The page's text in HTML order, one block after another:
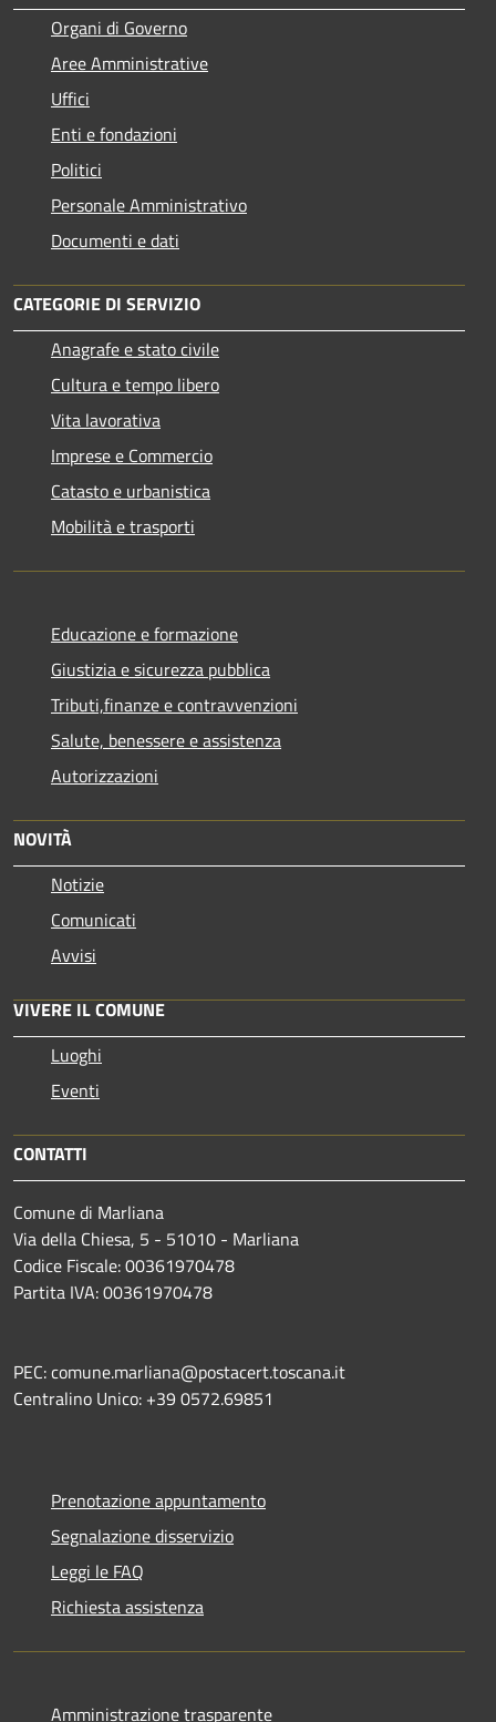
Organi di Governo
Aree Amministrative
Uffici
Enti e fondazioni
Politici
Personale Amministrativo
Documenti e dati
CATEGORIE DI SERVIZIO
Anagrafe e stato civile
Cultura e tempo libero
Vita lavorativa
Imprese e Commercio
Catasto e urbanistica
Mobilità e trasporti
Educazione e formazione
Giustizia e sicurezza pubblica
Tributi,finanze e contravvenzioni
Salute, benessere e assistenza
Autorizzazioni
NOVITÀ
Notizie
Comunicati
Avvisi
VIVERE IL COMUNE
Luoghi
Eventi
CONTATTI
Comune di Marliana
Via della Chiesa, 5 - 51010 - Marliana
Codice Fiscale: 00361970478
Partita IVA: 00361970478
PEC: comune.marliana@postacert.toscana.it
Centralino Unico: +39 0572.69851
Prenotazione appuntamento
Segnalazione disservizio
Leggi le FAQ
Richiesta assistenza
Amministrazione trasparente